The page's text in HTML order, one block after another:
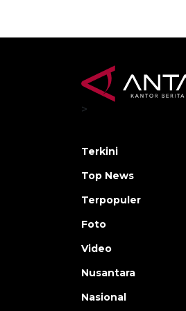
>
Terkini
Top News
Terpopuler
Foto
Video
Nusantara
Nasional